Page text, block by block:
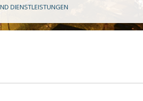
DIENSTLEISTUNGEN